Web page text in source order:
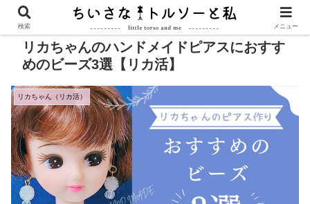
PR
リカちゃんのハンドメイドピアスにおすす
めのビーズ3選【リカ活】
リカちゃん（リカ活）
検索 メニュー